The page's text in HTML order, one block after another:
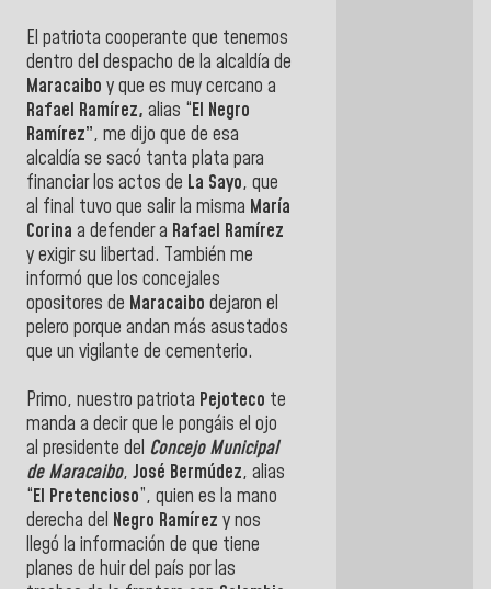
El patriota cooperante que tenemos
dentro del despacho de la alcaldía de
Maracaibo y que es muy cercano a
Rafael Ramírez, alias “El Negro
Ramírez”, me dijo que de esa
alcaldía se sacó tanta plata para
financiar los actos de La Sayo, que
al final tuvo que salir la misma María
Corina a defender a Rafael Ramírez
y exigir su libertad. También me
informó que los concejales
opositores de Maracaibo dejaron el
pelero porque andan más asustados
que un vigilante de cementerio.
Primo, nuestro patriota Pejoteco te
manda a decir que le pongáis el ojo
al presidente del Concejo Municipal
de Maracaibo, José Bermúdez, alias
“El Pretencioso”, quien es la mano
derecha del Negro Ramírez y nos
llegó la información de que tiene
planes de huir del país por las